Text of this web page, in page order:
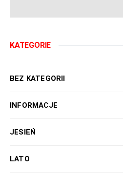
KATEGORIE
BEZ KATEGORII
INFORMACJE
JESIEŃ
LATO